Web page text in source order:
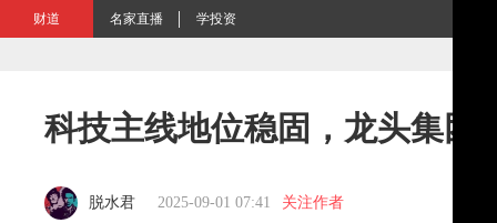
财道 名家直播 学投资
科技主线地位稳固，龙头集团
脱水君 2025-09-01 07:41 关注作者